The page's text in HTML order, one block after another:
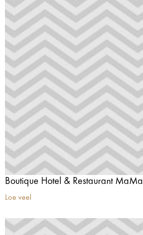
Boutique Hotel & Restaurant MaMa
Loe veel